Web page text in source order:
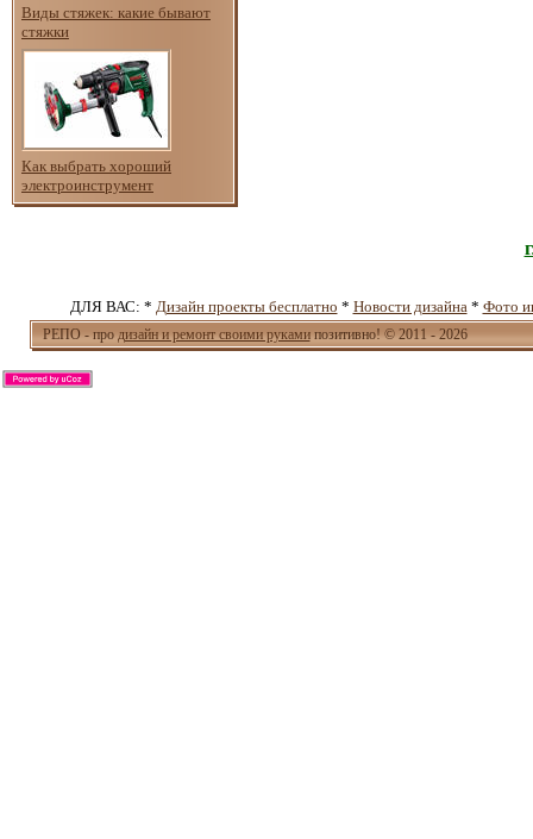
Виды стяжек: какие бывают
стяжки
Как выбрать хороший
электроинструмент
ДЛЯ ВАС: * Дизайн проекты бесплатно * Новости дизайна * Фото
РЕПО - про дизайн и ремонт своими рукамипозитивно! © 2011 - 2026